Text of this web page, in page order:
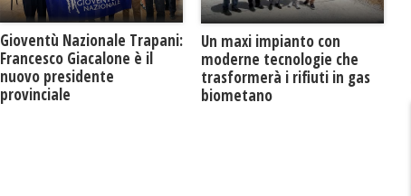
Gioventù Nazionale Trapani:
Francesco Giacalone è il
nuovo presidente
provinciale
Un maxi impianto con
moderne tecnologie che
trasformerà i rifiuti in gas
biometano